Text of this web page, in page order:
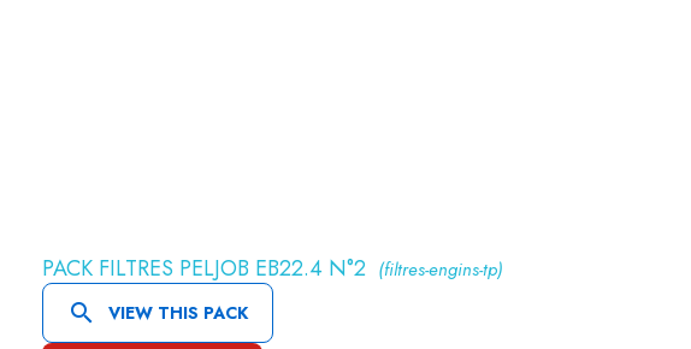
PACK FILTRES PELJOB EB22.4 N°2 (filtres-engins-tp)
 VIEW THIS PACK